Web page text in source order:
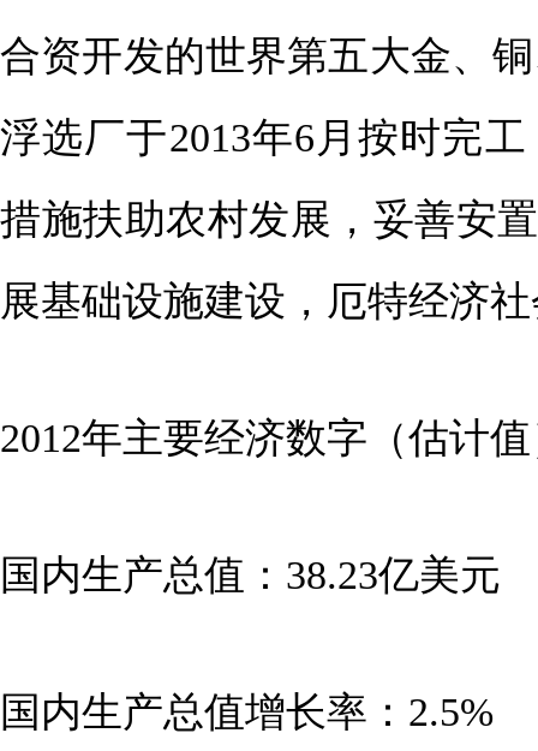
合资开发的世界第五大金、
浮选厂于2013年6月按时完
措施扶助农村发展，妥善安
展基础设施建设，厄特经济
2012年主要经济数字（估计
国内生产总值：38.23亿美元
国内生产总值增长率：2.5%